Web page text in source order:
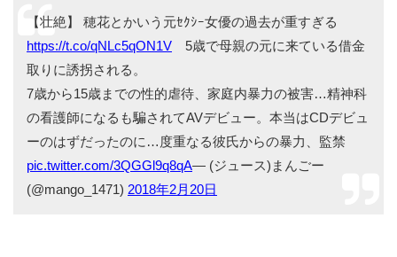
【壮絶】 穂花とかいう元ｾｸｼｰ女優の過去が重すぎる
https://t.co/qNLc5qON1V 5歳で母親の元に来ている借金
取りに誘拐される。
7歳から15歳までの性的虐待、家庭内暴力の被害…精神科
の看護師になるも騙されてAVデビュー。本当はCDデビュ
ーのはずだったのに…度重なる彼氏からの暴力、監禁
pic.twitter.com/3QGGl9q8qA— (ジュース)まんごー
(@mango_1471) 2018年2月20日